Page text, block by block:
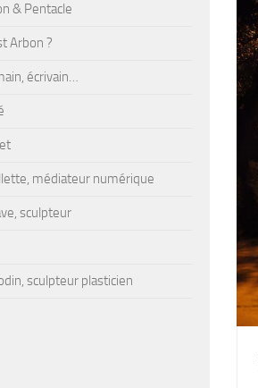
& Pentacle
Arbon ?
écrivain…
médiateur numérique
sculpteur
sculpteur plasticien